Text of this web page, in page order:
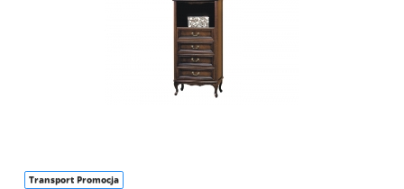
Transport Promocja